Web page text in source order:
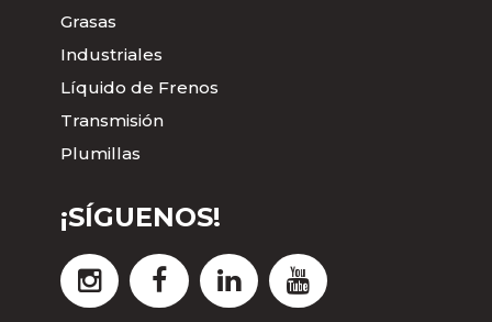
Grasas
Industriales
Líquido de Frenos
Transmisión
Plumillas
¡SÍGUENOS!